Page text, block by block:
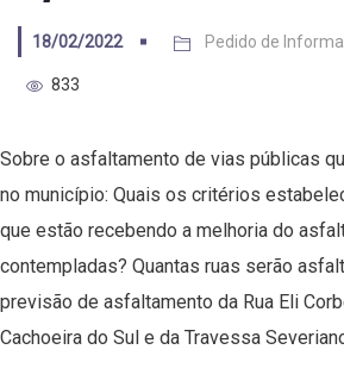
18/02/2022 Pedido de
833
Sobre o asfaltamento de vias públicas
no município: Quais os critérios
que estão recebendo a melhoria do
contempladas? Quantas ruas serão
previsão de asfaltamento da Rua Eli
Cachoeira do Sul e da Travessa